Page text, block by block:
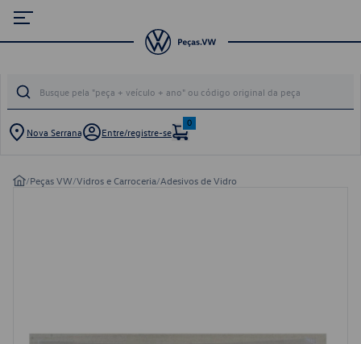
Nova Serrana Entre/registre-se
0
/Peças VW/Vidros e Carroceria/Adesivos de Vidro